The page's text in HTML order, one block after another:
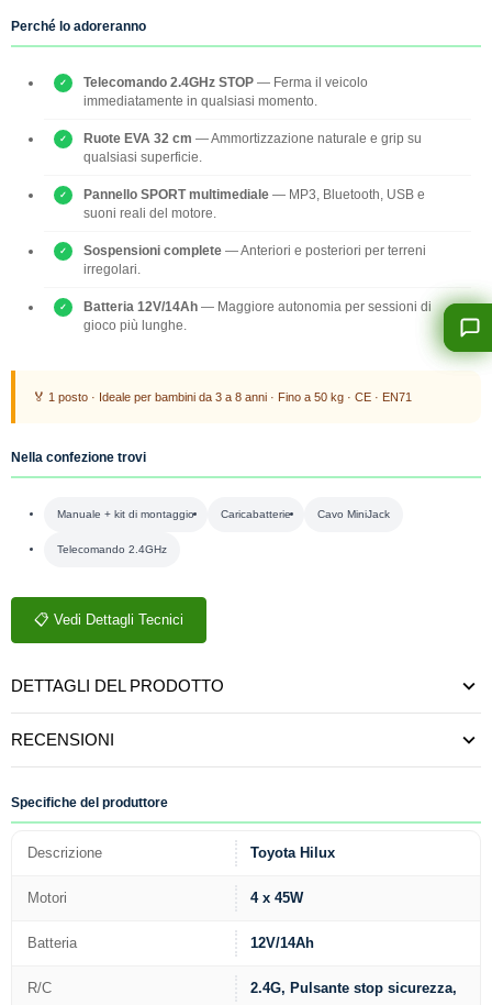
Perché lo adoreranno
Telecomando 2.4GHz STOP — Ferma il veicolo
immediatamente in qualsiasi momento.
Ruote EVA 32 cm — Ammortizzazione naturale e grip su
qualsiasi superficie.
Pannello SPORT multimediale — MP3, Bluetooth, USB e
suoni reali del motore.
Sospensioni complete — Anteriori e posteriori per terreni
irregolari.
Batteria 12V/14Ah — Maggiore autonomia per sessioni di
gioco più lunghe.
🏅 1 posto · Ideale per bambini da 3 a 8 anni · Fino a 50 kg · CE · EN71
Nella confezione trovi
Manuale + kit di montaggio Caricabatterie Cavo MiniJack
Telecomando 2.4GHz
📋 Vedi Dettagli Tecnici
DETTAGLI DEL PRODOTTO
RECENSIONI
Specifiche del produttore
Descrizione Toyota Hilux
Motori 4 x 45W
Batteria 12V/14Ah
R/C
2.4G, Pulsante stop sicurezza,